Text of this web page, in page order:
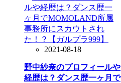
2021-08-18
野中紗奈のプロフィールや
経歴は？ダンス歴一ヶ月で